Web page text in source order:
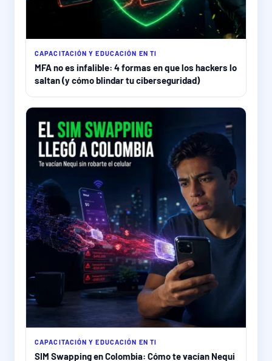
CAPACITACIÓN Y EDUCACIÓN EN TI
MFA no es infalible: 4 formas en que los hackers lo
saltan (y cómo blindar tu ciberseguridad)
CAPACITACIÓN Y EDUCACIÓN EN TI
SIM Swapping en Colombia: Cómo te vacían Nequi